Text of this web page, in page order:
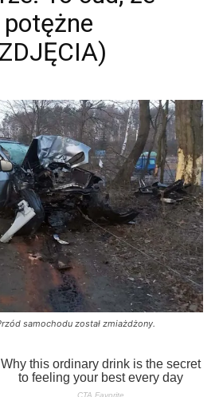
potężne
samochodu został zmiażdżony.